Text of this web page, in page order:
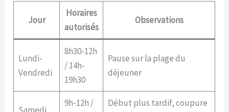
Jour
Horaires
autorisés
Observations
Lundi-
Vendredi
8h30-12h
/ 14h-
19h30
Pause sur la plage du
déjeuner
Samedi
9h-12h /
Début plus tardif, coupure